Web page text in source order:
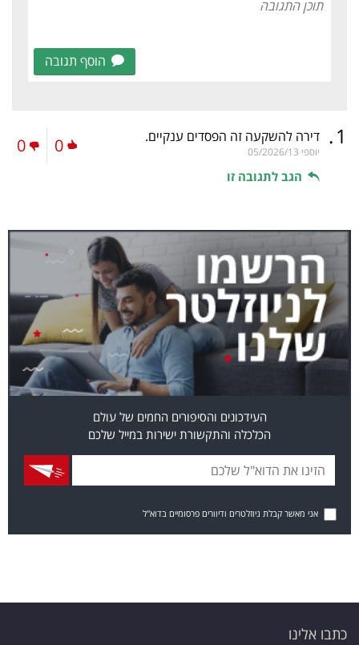
הוסף תגובה
1
. דירה להשקעה זה הפסדים ענקיים.
יוספי 05/2026/13
הגב לתגובה זו
0
0
העידכונים והסיפורים החמים של עולם
הכלכלה והתקשורת ישירות במייל שלכם
אני מאשר קבלת ניוזלטרים ודיוורים פרסומיים בדוא"ל
כתבו אלינו